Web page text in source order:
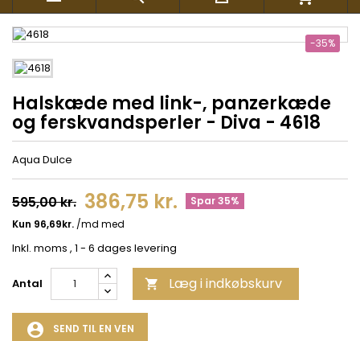
-35%
Halskæde med link-, panzerkæde
og ferskvandsperler - Diva - 4618
Aqua Dulce
595,00 kr. 386,75 kr. Spar 35%
Inkl. moms , 1 - 6 dages levering
Antal  Læg i indkøbskurv
account_circle SEND TIL EN VEN